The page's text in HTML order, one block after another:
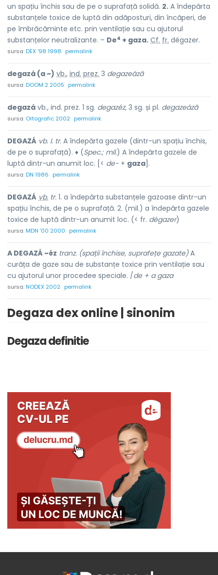
un spațiu închis sau de pe o suprafață solidă. 2. A îndepărta
substanțele toxice de luptă din adăposturi, din încăperi, de
pe îmbrăcăminte etc. prin ventilație sau cu ajutorul
substanțelor neutralizante. – De4 + gaza. Cf. fr. dégazer.
sursa:DEX '98 1998 permalink
degazá (a ~) vb., ind. prez. 3 degazeáză
sursa:DOOM 2 2005 permalink
degazá vb., ind. prez. 1 sg. degazéz, 3 sg. și pl. degazeáză
sursa: Ortografic 2002 permalink
DEGAZÁ vb. I. tr. A îndepărta gazele (dintr-un spațiu închis,
de pe o suprafață). ♦ (Spec.; mil.) A îndepărta gazele de
luptă dintr-un anumit loc. [< de- + gaza ].
sursa:DN 1986 permalink
DEGAZÁ vb. tr. 1. a îndepărta substanțele gazoase dintr-un
spațiu închis, de pe o suprafață. 2. (mil.) a îndepărta gazele
toxice de luptă dintr-un anumit loc. (< fr. dégazer)
sursa:MDN '00 2000 permalink
A DEGAZÁ ~éz tranz. (spații închise, suprafețe gazate)A
curăța de gaze sau de substanțe toxice prin ventilație sau
cu ajutorul unor procedee speciale. /de + a gaza
sursa:NODEX 2002 permalink
Degaza dex online | sinonim
Degaza definitie